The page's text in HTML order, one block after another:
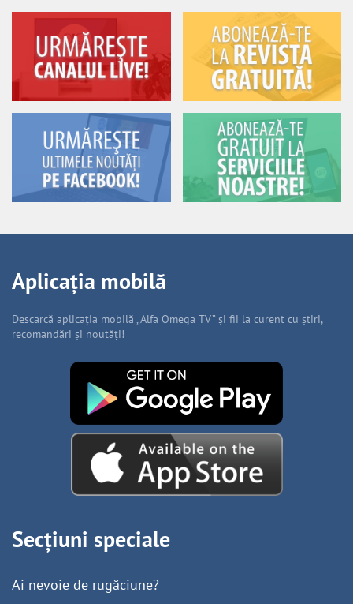
Aplicația mobilă
Descarcă aplicația mobilă „Alfa Omega TV” și fii la curent cu știri,
recomandări și noutăți!
Secțiuni speciale
Ai nevoie de rugăciune?